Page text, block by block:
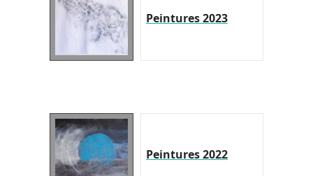
Peintures 2023
Peintures 2022